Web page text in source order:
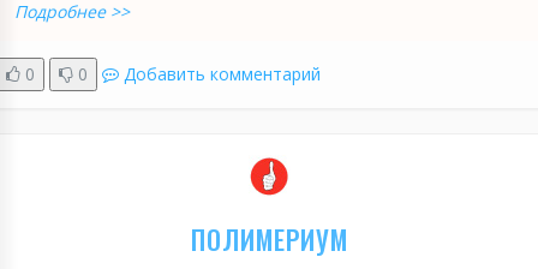
Подробнее >>
0 0 Добавить комментарий
ПОЛИМЕРИУМ